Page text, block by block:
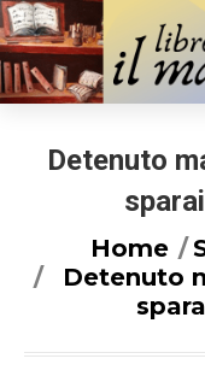
Detenuto
You are here:Home
Detenuto